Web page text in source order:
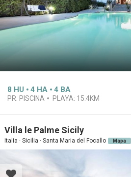
8 HU 4 HA 4 BA
PR. PISCINA PLAYA: 15.4KM
Villa le Palme Sicily
Italia · Sicilia · Santa Maria del Focallo Mapa